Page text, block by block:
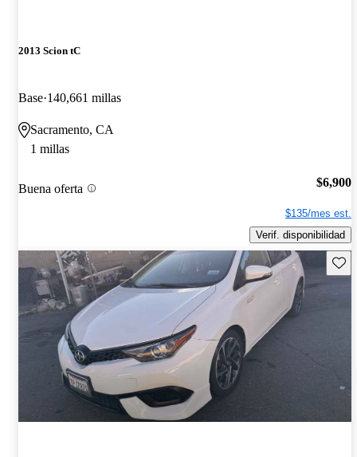
2013 Scion tC
Base 140,661 millas
Sacramento, CA
1 millas
Buena oferta $6,900
$135/mes est.
Verif. disponibilidad